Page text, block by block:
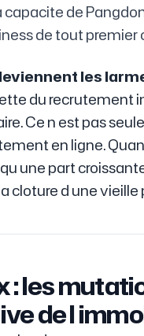
de
de tout premier
les
du recrutement
Ce n est pas
en ligne.
une part
cloture d une vieille
: les
de l